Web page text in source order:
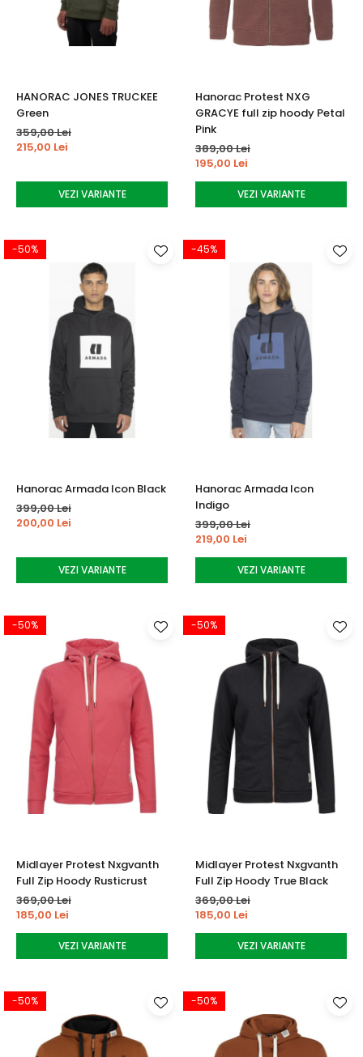
Pantaloni outdoor
Sosete Outdoor
Sepci
Bustiere
Underwear
HANORAC JONES TRUCKEE
Green
359,00 Lei
215,00 Lei
VEZI VARIANTE
Hanorac Protest NXG
GRACYE full zip hoody Petal
Pink
389,00 Lei
195,00 Lei
VEZI VARIANTE
-50%
Hanorac Armada Icon Black
399,00 Lei
200,00 Lei
VEZI VARIANTE
-45%
Hanorac Armada Icon
Indigo
399,00 Lei
219,00 Lei
VEZI VARIANTE
-50%
Midlayer Protest Nxgvanth
Full Zip Hoody Rusticrust
369,00 Lei
185,00 Lei
VEZI VARIANTE
-50%
Midlayer Protest Nxgvanth
Full Zip Hoody True Black
369,00 Lei
185,00 Lei
VEZI VARIANTE
-50% -50%